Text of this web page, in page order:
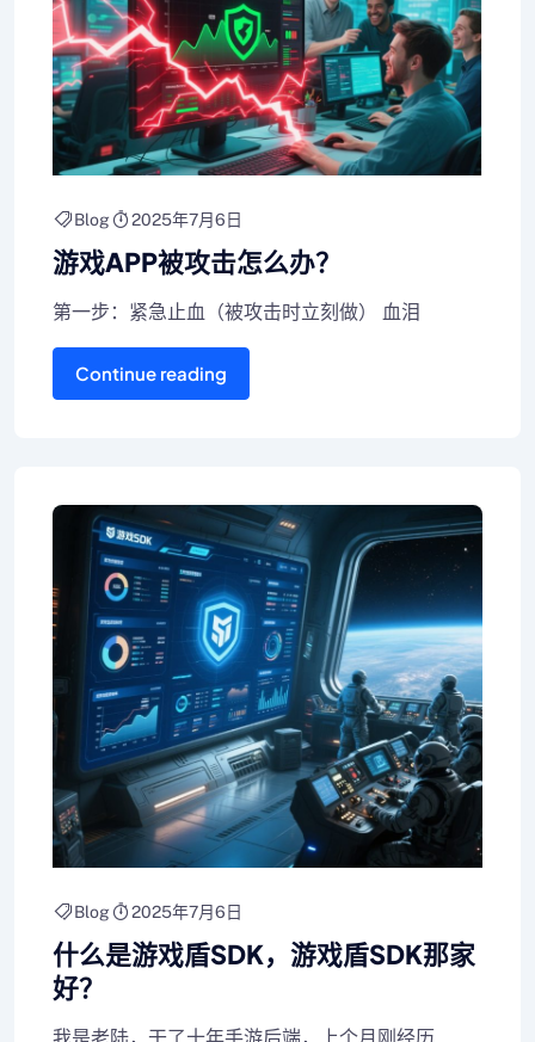
Blog 2025年7月6日
游戏APP被攻击怎么办？
第一步：紧急止血（被攻击时立刻做） 血泪
Continue reading
Blog 2025年7月6日
什么是游戏盾SDK，游戏盾SDK那家
好？